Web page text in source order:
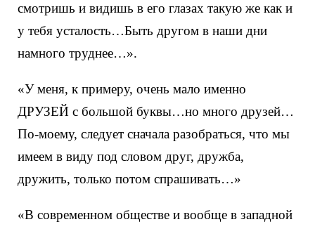
смотришь и видишь в его глазах такую же как и
у тебя усталость…Быть другом в наши дни
намного труднее…».
«У меня, к примеру, очень мало именно
ДРУЗЕЙ с большой буквы…но много друзей…
По-моему, следует сначала разобраться, что мы
имеем в виду под словом друг, дружба,
дружить, только потом спрашивать…»
«В современном обществе и вообще в западной